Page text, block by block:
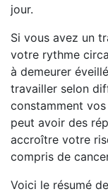
jour.
Si vous avez un
votre rythme
à demeurer
travailler selon
constamment
peut avoir des
accroître votre
compris de
Voici le résumé